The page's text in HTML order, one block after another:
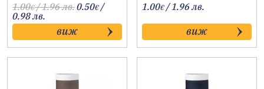
1.00€/ 1.96 лв.0.50€ /
0.98 лв.
виж
1.00€ / 1.96 лв.
виж